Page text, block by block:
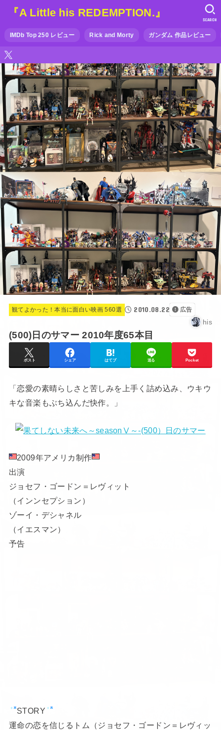
『A Little his REDEMPTION.』
IMDb Top 250 レビュー Rick and Morty ガンダム 作品レビュー
SEARCH
観てよかった！本当に面白い映画 560選 2010.08.22 広告
his
(500)日のサマー 2010年度65本目
ポスト シェア はてブ 送る Pocket
「恋愛の素晴らしさと苦しみを上手く詰め込み、ウキウ
キな音楽もぶち込んだ快作。」
2009年アメリカ制作
出演
ジョセフ・ゴードン＝レヴィット
（インンセプション）
ゾーイ・デシャネル
（イエスマン）
予告
STORY
運命の恋を信じるトム（ジョセフ・ゴードン＝レヴィッ